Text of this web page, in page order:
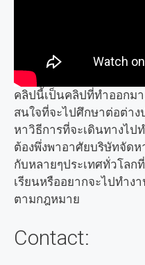
คลิปนี้เป็นคลิปที่ทำออกม
สนใจที่จะไปศึกษาต่อต่าง
หาวิธีการที่จะเดินทางไป
ต้องพึ่งพาอาศัยบริษัทจัด
กับหลายๆประเทศทั่วโลก
เรียนหรืออยากจะไปทำง
ตามกฎหมาย
Contact: